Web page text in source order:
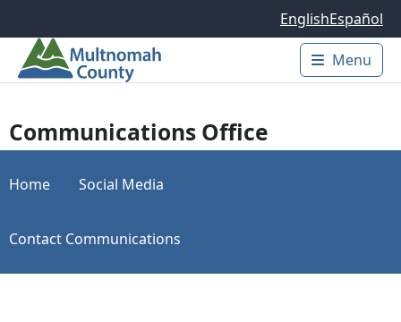
EnglishEspañol
Main
Menu
Communications Office
Home Social Media
Contact Communications